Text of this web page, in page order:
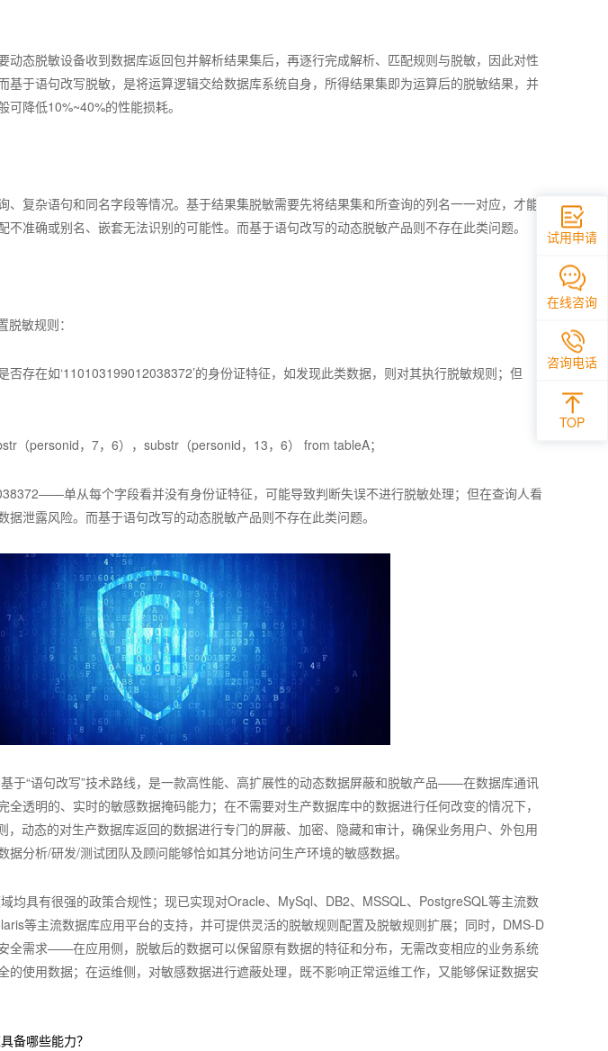
动态脱敏设备收到数据库返回包并解析结果集后，再逐行完成解析、匹配规则与脱敏，因此对性
基于语句改写脱敏，是将运算逻辑交给数据库系统自身，所得结果集即为运算后的脱敏结果，并
降低10%~40%的性能损耗。
、复杂语句和同名字段等情况。基于结果集脱敏需要先将结果集和所查询的列名一一对应，才能
准确或别名、嵌套无法识别的可能性。而基于语句改写的动态脱敏产品则不存在此类问题。
敏规则：
存在如‘110103199012038372’的身份证特征，如发现此类数据，则对其执行脱敏规则；但
（personid，7，6），substr（personid，13，6） from tableA；
单从每个字段看并没有身份证特征，可能导致判断失误不进行脱敏处理；但在查询人看
泄露风险。而基于语句改写的动态脱敏产品则不存在此类问题。
基于“语句改写”技术路线，是一款高性能、高扩展性的动态数据屏蔽和脱敏产品——在数据库通讯
透明的、实时的敏感数据掩码能力；在不需要对生产数据库中的数据进行任何改变的情况下，
，动态的对生产数据库返回的数据进行专门的屏蔽、加密、隐藏和审计，确保业务用户、外包用
分析/研发/测试团队及顾问能够恰如其分地访问生产环境的敏感数据。
均具有很强的政策合规性；现已实现对Oracle、MySql、DB2、MSSQL、PostgreSQL等主流数
等主流数据库应用平台的支持，并可提供灵活的脱敏规则配置及脱敏规则扩展；同时，DMS-D
全需求——在应用侧，脱敏后的数据可以保留原有数据的特征和分布，无需改变相应的业务系统
的使用数据；在运维侧，对敏感数据进行遮蔽处理，既不影响正常运维工作，又能够保证数据安
备哪些能力？
试用申请
在线咨询
咨询电话
TOP